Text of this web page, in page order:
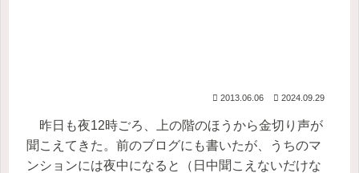
2013.06.06 2024.09.29
昨日も夜12時ごろ、上の階のほうから金切り声が
聞こえてきた。前のブログにも書いたが、うちのマ
ンションには夜中になると（日中聞こえないだけな